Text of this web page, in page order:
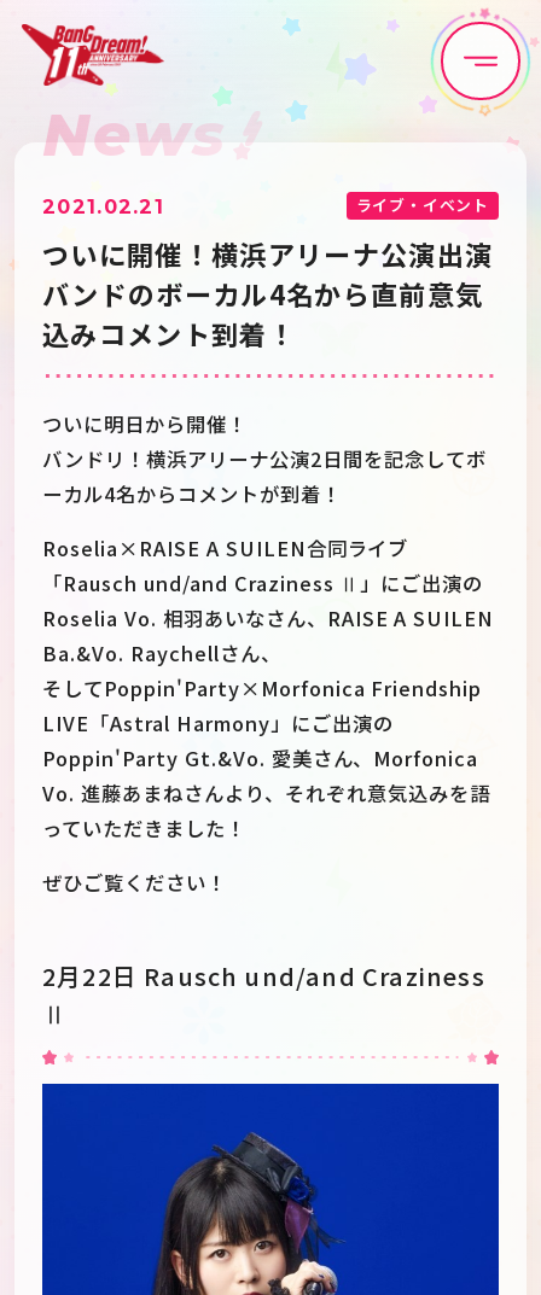
Home News
Live•Event Discography
Artist Anime
Schedule About
JPEN
News
2021.02.21 ライブ・イベント
ついに開催！横浜アリーナ公演出演
バンドのボーカル4名から直前意気
込みコメント到着！
ついに明日から開催！
バンドリ！横浜アリーナ公演2日間を記念してボ
ーカル4名からコメントが到着！
Roselia×RAISE A SUILEN合同ライブ
「Rausch und/and Craziness Ⅱ」にご出演の
Roselia Vo. 相羽あいなさん、RAISE A SUILEN
Ba.&Vo. Raychellさん、
そしてPoppin'Party×Morfonica Friendship
LIVE「Astral Harmony」にご出演の
Poppin'Party Gt.&Vo. 愛美さん、Morfonica
Vo. 進藤あまねさんより、それぞれ意気込みを語
っていただきました！
ぜひご覧ください！
2月22日 Rausch und/and Craziness
Ⅱ